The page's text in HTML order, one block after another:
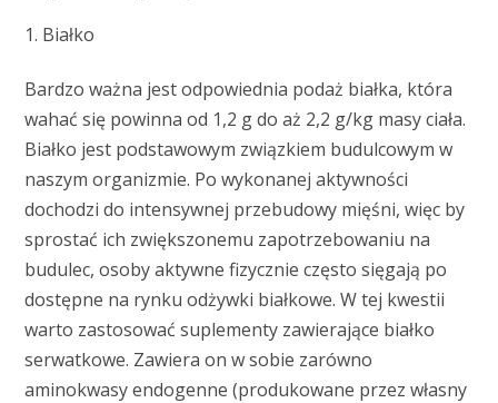
Białko
Bardzo ważna jest odpowiednia podaż białka, która
wahać się powinna od 1,2 g do aż 2,2 g/kg masy ciała.
Białko jest podstawowym związkiem budulcowym w
naszym organizmie. Po wykonanej aktywności
dochodzi do intensywnej przebudowy mięśni, więc by
sprostać ich zwiększonemu zapotrzebowaniu na
budulec, osoby aktywne fizycznie często sięgają po
dostępne na rynku odżywki białkowe. W tej kwestii
warto zastosować suplementy zawierające białko
serwatkowe. Zawiera on w sobie zarówno
aminokwasy endogenne (produkowane przez własny